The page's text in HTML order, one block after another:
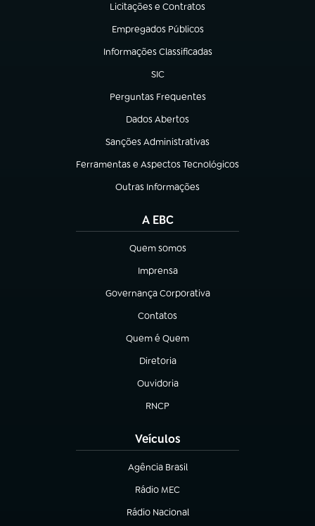
Licitações e Contratos
(abre em nova aba)
Empregados Públicos
(abre em nova aba)
Informações Classificadas
(abre em nova aba)
SIC
(abre em nova aba)
Perguntas Frequentes
(abre em nova aba)
Dados Abertos
(abre em nova aba)
Sanções Administrativas
(abre em nova aba)
Ferramentas e Aspectos Tecnológicos
(abre em nova aba)
Outras Informações
(abre em nova aba)
A EBC
Quem somos
(abre em nova aba)
Imprensa
(abre em nova aba)
Governança Corporativa
(abre em nova aba)
Contatos
(abre em nova aba)
Quem é Quem
(abre em nova aba)
Diretoria
(abre em nova aba)
Ouvidoria
(abre em nova aba)
RNCP
(abre em nova aba)
Veículos
Agência Brasil
(abre em nova aba)
Rádio MEC
(abre em nova aba)
Rádio Nacional